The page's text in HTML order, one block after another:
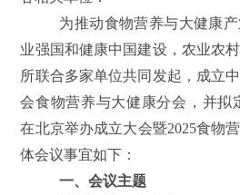
为推动食物营养与大健康
业强国和健康中国建设，农业农
所联合多家单位共同发起，成立
会食物营养与大健康分会，并拟
在北京举办成立大会暨2025食物
体会议事宜如下：
一、会议主题